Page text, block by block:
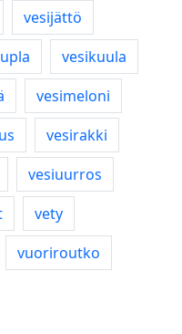
vesijättö
vesikuula
vesimeloni
vesirakki
vesiuurros
vety
vuoriroutko